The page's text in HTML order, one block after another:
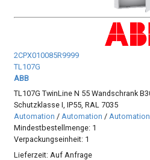
2CPX010085R9999
TL107G
ABB
TL107G TwinLine N 55 Wandschrank
Schutzklasse I, IP55, RAL 7035
Automation /Automation /Automation
Mindestbestellmenge: 1
Verpackungseinheit: 1
Lieferzeit: Auf Anfrage